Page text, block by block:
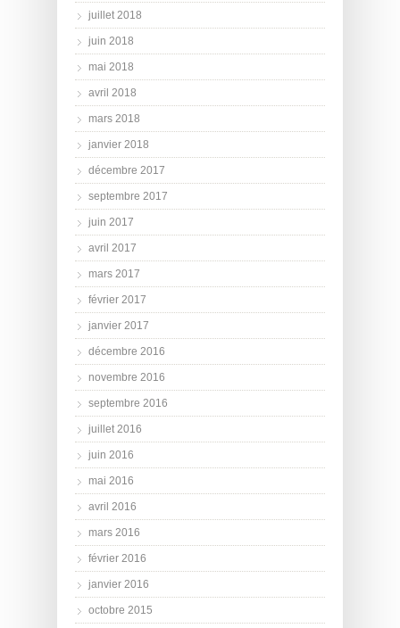
juillet 2018
juin 2018
mai 2018
avril 2018
mars 2018
janvier 2018
décembre 2017
septembre 2017
juin 2017
avril 2017
mars 2017
février 2017
janvier 2017
décembre 2016
novembre 2016
septembre 2016
juillet 2016
juin 2016
mai 2016
avril 2016
mars 2016
février 2016
janvier 2016
octobre 2015